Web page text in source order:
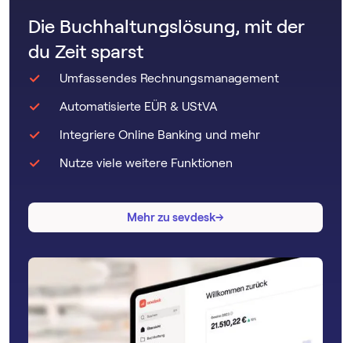
Die Buchhaltungslösung, mit der
du Zeit sparst
Umfassendes Rechnungsmanagement
Automatisierte EÜR & UStVA
Integriere Online Banking und mehr
Nutze viele weitere Funktionen
Mehr zu sevdesk→
→